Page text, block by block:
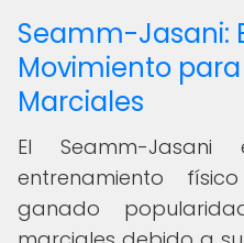
Seamm-Jasani:
Movimiento
Marciales
El Seamm-
entrenamiento
ganado